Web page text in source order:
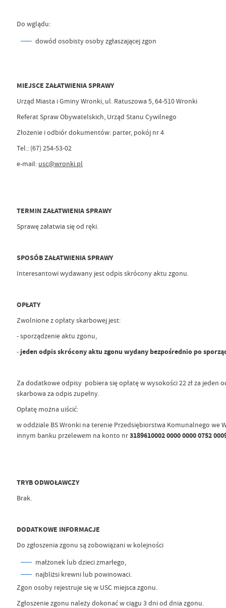
Do wglądu:
dowód osobisty osoby zgłaszającej zgon
MIEJSCE ZAŁATWIENIA SPRAWY
Urząd Miasta i Gminy Wronki, ul. Ratuszowa 5, 64-510 Wronki
Referat Spraw Obywatelskich, Urząd Stanu Cywilnego
Złożenie i odbiór dokumentów: parter, pokój nr 4
Tel.: (67) 254-53-02
e-mail: usc@wronki.pl
TERMIN ZAŁATWIENIA SPRAWY
Sprawę załatwia się od ręki.
SPOSÓB ZAŁATWIENIA SPRAWY
Interesantowi wydawany jest odpis skrócony aktu zgonu.
OPŁATY
Zwolnione z opłaty skarbowej jest:
- sporządzenie aktu zgonu,
-jeden odpis skrócony aktu zgonu wydany bezpośrednio po
Za dodatkowe odpisy pobiera się opłatę w wysokości 22 zł za jeden
skarbowa za odpis zupełny.
Opłatę można uiścić:
w oddziale BS Wronki na terenie Przedsiębiorstwa Komunalnego we
innym banku przelewem na konto nr3189610002 0000 0000 0752
TRYB ODWOŁAWCZY
Brak.
DODATKOWE INFORMACJE
Do zgłoszenia zgonu są zobowiązani w kolejności
małżonek lub dzieci zmarłego,
najbliżsi krewni lub powinowaci.
Zgon osoby rejestruje się w USC miejsca zgonu.
Zgłoszenie zgonu należy dokonać w ciągu 3 dni od dnia zgonu.